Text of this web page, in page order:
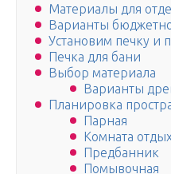
Материалы для
Варианты
Установим печку и
Печка для бани
Выбор материала
Варианты
Планировка
Парная
Комната
Предбанник
Помывочная